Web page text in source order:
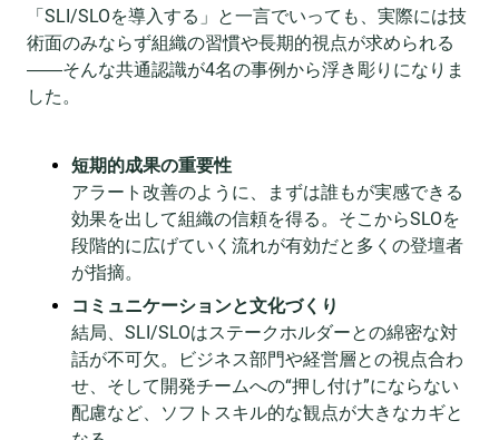
「SLI/SLOを導入する」と一言でいっても、実際には技
術面のみならず組織の習慣や長期的視点が求められる
――そんな共通認識が4名の事例から浮き彫りになりま
した。
短期的成果の重要性
アラート改善のように、まずは誰もが実感できる
効果を出して組織の信頼を得る。そこからSLOを
段階的に広げていく流れが有効だと多くの登壇者
が指摘。
コミュニケーションと文化づくり
結局、SLI/SLOはステークホルダーとの綿密な対
話が不可欠。ビジネス部門や経営層との視点合わ
せ、そして開発チームへの“押し付け”にならない
配慮など、ソフトスキル的な観点が大きなカギと